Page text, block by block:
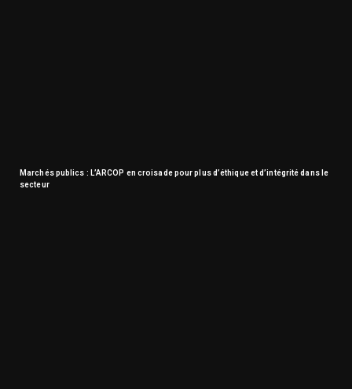
Marchés publics : L’ARCOP en croisade pour plus d’éthique et d’intégrité dans le
secteur